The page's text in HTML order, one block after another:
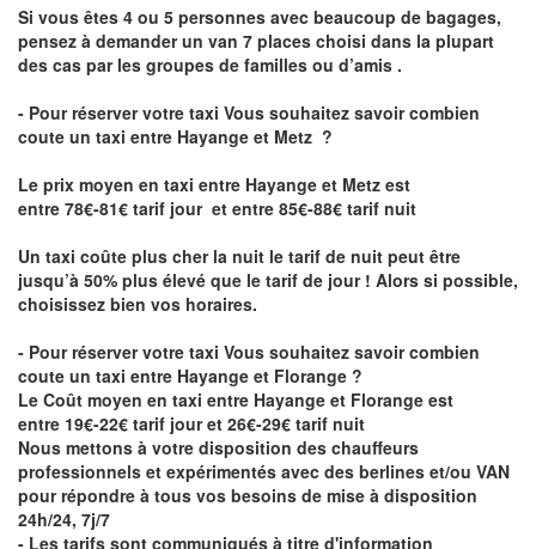
Si vous êtes 4 ou 5 personnes avec beaucoup de bagages,
pensez à demander un van 7 places choisi dans la plupart
des cas par les groupes de familles ou d’amis .
- Pour réserver votre taxi Vous souhaitez savoircombien
coute un taxi entre Hayange et Metz ?
Le prix moyen en taxi entre Hayange et Metz est
entre 78€-81€ tarif jour et entre 85€-88€ tarif nuit
Un taxi coûte plus cher la nuit le tarif de nuit peut être
jusqu’à 50% plus élevé que le tarif de jour ! Alors si possible,
choisissez bien vos horaires.
- Pour réserver votre taxi Vous souhaitez savoircombien
coute un taxi entre Hayange et Florange ?
Le Coût moyen en taxi entre Hayange et Florange est
entre 19€-22€ tarif jour et 26€-29€ tarif nuit
Nous mettons à votre disposition des chauffeurs
professionnels et expérimentés avec des berlines et/ou VAN
pour répondre à tous vos besoins de mise à disposition
24h/24, 7j/7
- Les tarifs sont communiqués à titre d'information